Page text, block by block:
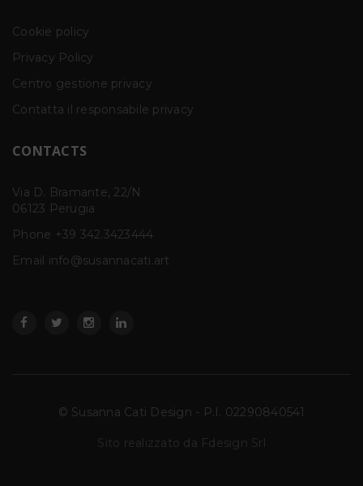
Cookie policy
Privacy Policy
Centro gestione privacy
Contatta il responsabile privacy
CONTACTS
Via D. Bramante, 22/N
06123 Perugia
Phone +39 342.3423444
Email info@susannacati.art
© Susanna Cati Design - P.I. 02290840541
Sito realizzato da Fdesign Srl